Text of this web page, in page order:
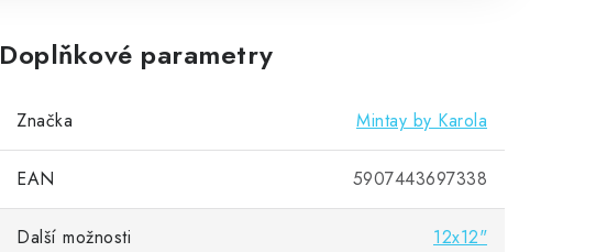
Doplňkové parametry
Značka Mintay by Karola
EAN 5907443697338
Další možnosti 12x12"